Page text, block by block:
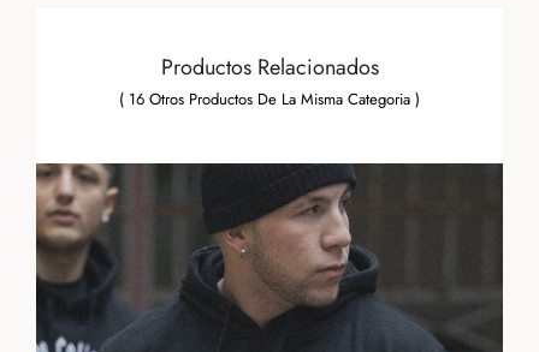
Productos Relacionados
( 16 Otros Productos De La Misma Categoria )